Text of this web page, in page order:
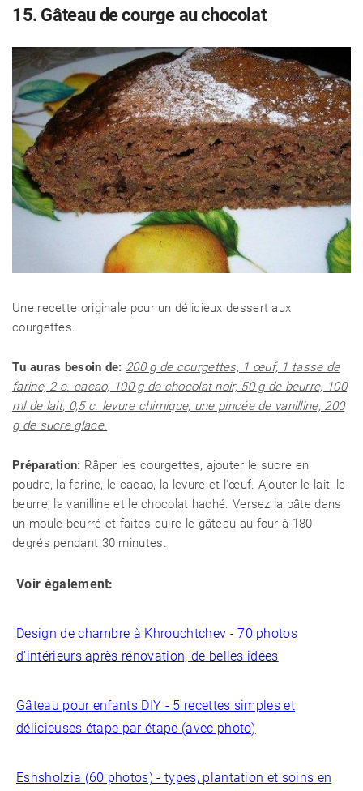
15. Gâteau de courge au chocolat
Une recette originale pour un délicieux dessert aux
courgettes.
Tu auras besoin de: 200 g de courgettes, 1 œuf, 1 tasse de
farine, 2 c. cacao, 100 g de chocolat noir, 50 g de beurre, 100
ml de lait, 0,5 c. levure chimique, une pincée de vanilline, 200
g de sucre glace.
Préparation: Râper les courgettes, ajouter le sucre en
poudre, la farine, le cacao, la levure et l'œuf. Ajouter le lait, le
beurre, la vanilline et le chocolat haché. Versez la pâte dans
un moule beurré et faites cuire le gâteau au four à 180
degrés pendant 30 minutes.
Voir également:
Design de chambre à Khrouchtchev - 70 photos
d'intérieurs après rénovation, de belles idées
Gâteau pour enfants DIY - 5 recettes simples et
délicieuses étape par étape (avec photo)
Eshsholzia (60 photos) - types, plantation et soins en